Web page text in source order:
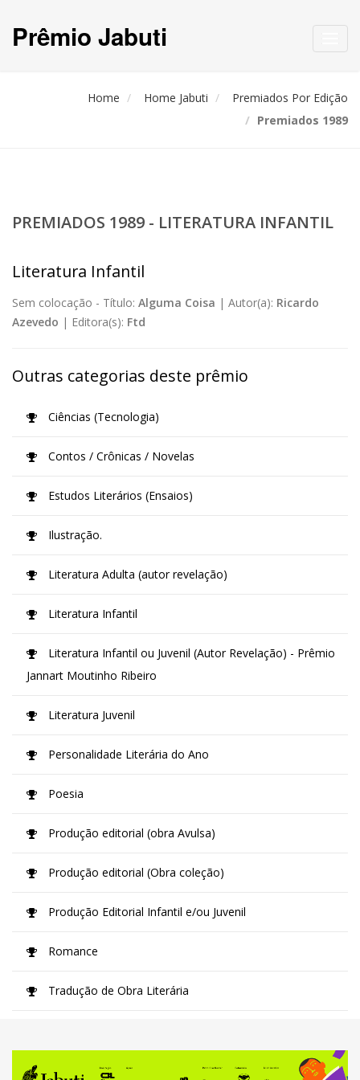
Prêmio Jabuti
Home Home Jabuti
Premiados Por Edição
Premiados 1989
PREMIADOS 1989 - LITERATURA INFANTIL
Literatura Infantil
Sem colocação - Título: Alguma Coisa | Autor(a): Ricardo
Azevedo | Editora(s): Ftd
Outras categorias deste prêmio
Ciências (Tecnologia)
Contos / Crônicas / Novelas
Estudos Literários (Ensaios)
Ilustração.
Literatura Adulta (autor revelação)
Literatura Infantil
Literatura Infantil ou Juvenil (Autor Revelação) - Prêmio
Jannart Moutinho Ribeiro
Literatura Juvenil
Personalidade Literária do Ano
Poesia
Produção editorial (obra Avulsa)
Produção editorial (Obra coleção)
Produção Editorial Infantil e/ou Juvenil
Romance
Tradução de Obra Literária